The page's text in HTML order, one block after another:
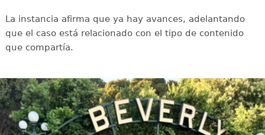
La instancia afirma que ya hay avances, adelantando
que el caso está relacionado con el tipo de contenido
que compartía.